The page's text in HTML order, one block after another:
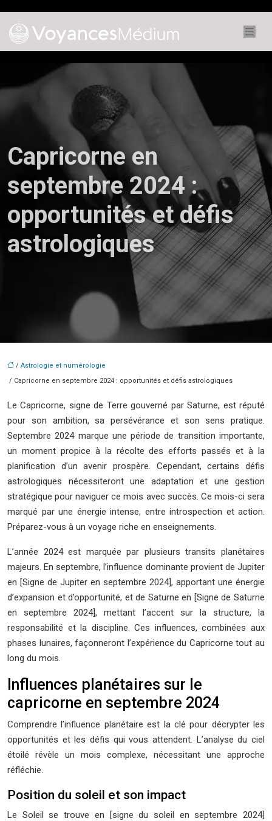
Capricorne en
septembre 2024 :
opportunités et défis
astrologiques
/ Astrologie et numérologie
/ Capricorne en septembre 2024 : opportunités et défis astrologiques
Le Capricorne, signe de Terre gouverné par Saturne, est réputé
pour son ambition, sa persévérance et son sens pratique.
Septembre 2024 marque une période de transition importante,
un moment propice à la récolte des efforts passés et à la
planification d’un avenir prospère. Cependant, certains défis
astrologiques nécessiteront une adaptation et une gestion
stratégique pour naviguer ce mois avec succès. Ce mois-ci sera
marqué par une énergie intense, entre introspection et action.
Préparez-vous à un voyage riche en enseignements.
L’année 2024 est marquée par plusieurs transits planétaires
majeurs. En septembre, l’influence dominante provient de Jupiter
en [Signe de Jupiter en septembre 2024], apportant une énergie
d’expansion et d’opportunité, et de Saturne en [Signe de Saturne
en septembre 2024], mettant l’accent sur la structure, la
responsabilité et la discipline. Ces influences, combinées aux
phases lunaires, façonneront l’expérience du Capricorne tout au
long du mois.
Influences planétaires sur le
capricorne en septembre 2024
Comprendre l’influence planétaire est la clé pour décrypter les
opportunités et les défis qui vous attendent. L’analyse du ciel
étoilé révèle un mois complexe, nécessitant une approche
réfléchie.
Position du soleil et son impact
Le Soleil se trouve en [signe du soleil en septembre 2024]